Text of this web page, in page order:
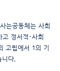
는공동체는 사회
정서적·사회
고립에서 1의 기
니다.